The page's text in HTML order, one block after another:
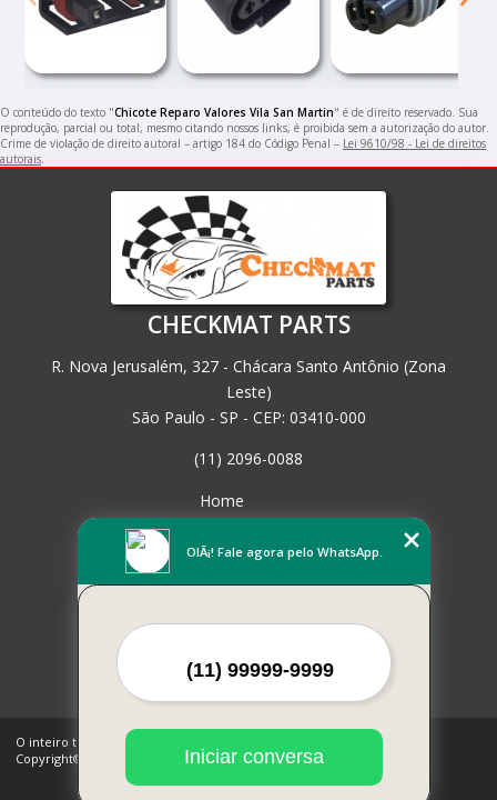
O conteúdo do texto "Chicote Reparo Valores Vila San Martin" é de direito reservado. Sua
reprodução, parcial ou total, mesmo citando nossos links, é proibida sem a autorização do autor.
Crime de violação de direito autoral – artigo 184 do Código Penal – Lei 9610/98 - Lei de direitos
autorais.
CHECKMAT PARTS
R. Nova Jerusalém, 327 - Chácara Santo Antônio (Zona
Leste)
São Paulo - SP - CEP: 03410-000
(11) 2096-0088
Home
Missão
Mapa do site
O inteiro teor deste site está sujeito à proteção de direitos autorais.
Copyright© CHECKMAT PARTS (Lei 9610 de 19/02/1998)
OlÃ¡! Fale agora pelo WhatsApp.
Iniciar conversa